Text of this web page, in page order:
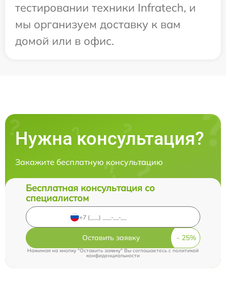
тестировании техники Infratech, и
мы организуем доставку к вам
домой или в офис.
Нужна консультация?
Закажите бесплатную консультацию
Бесплатная консультация со
специалистом
Оставить заявку
Нажимая на кнопку "Оставить заявку" Вы соглашаетесь c политикой
конфиденциальности